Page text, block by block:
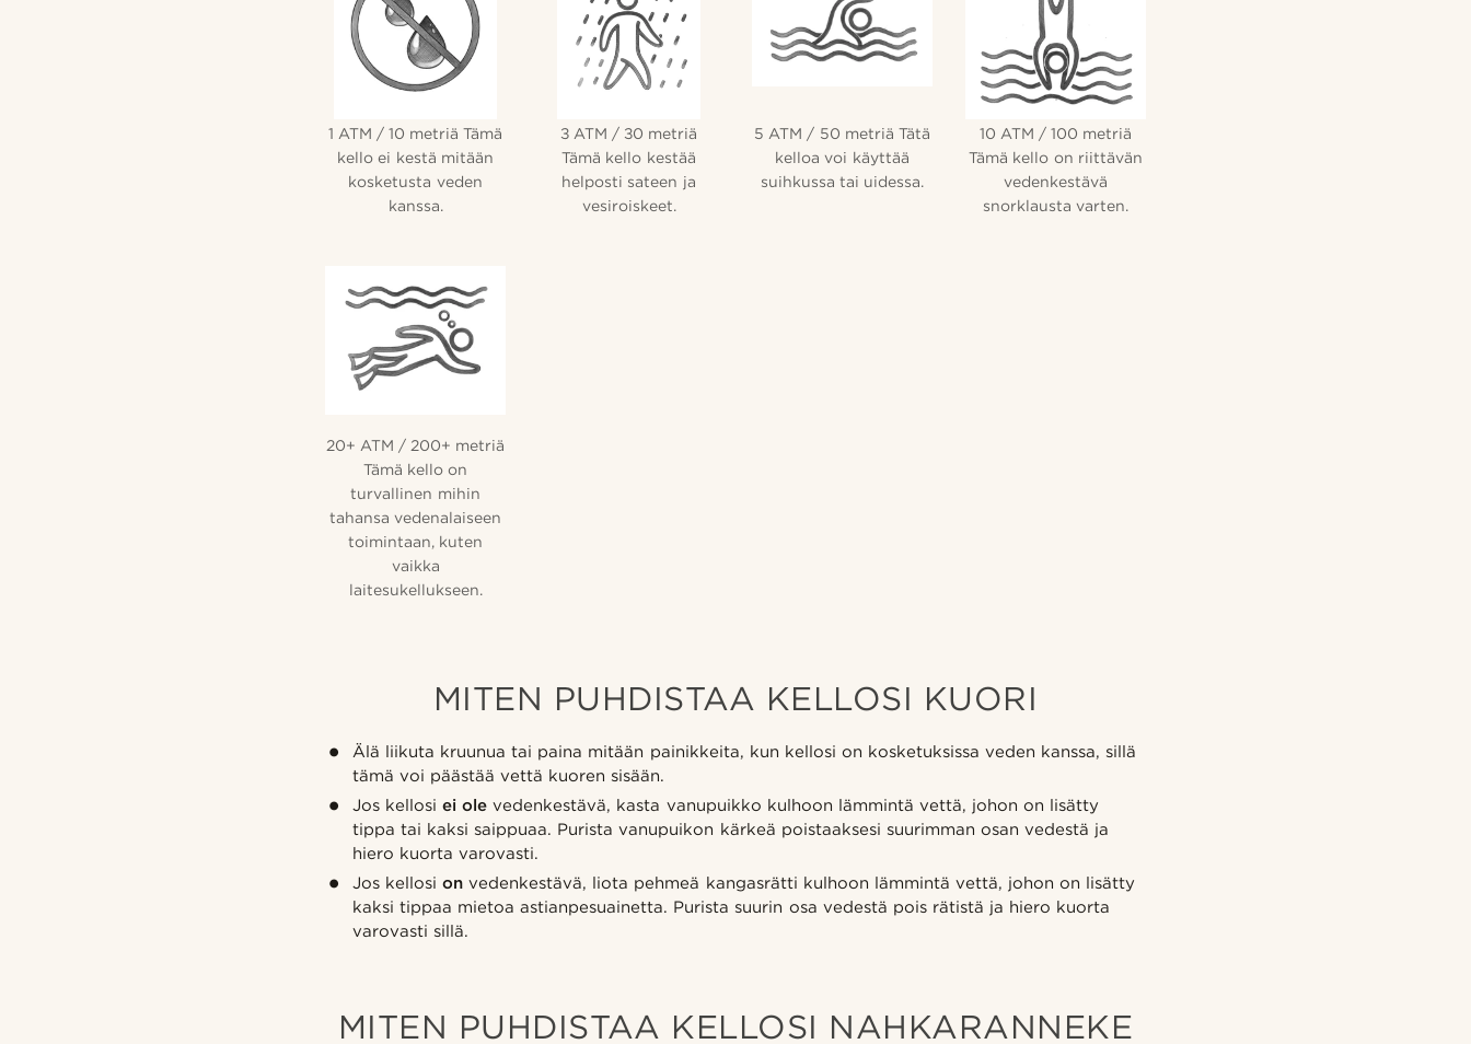
1 ATM / 10 metriä Tämä
kello ei kestä mitään
kosketusta veden
kanssa.
3 ATM / 30 metriä
Tämä kello kestää
helposti sateen ja
vesiroiskeet.
5 ATM / 50 metriä Tätä
kelloa voi käyttää
suihkussa tai uidessa.
10 ATM / 100 metriä
Tämä kello on riittävän
vedenkestävä
snorklausta varten.
20+ ATM / 200+ metriä
Tämä kello on
turvallinen mihin
tahansa vedenalaiseen
toimintaan, kuten
vaikka
laitesukellukseen.
MITEN PUHDISTAA KELLOSI KUORI
Älä liikuta kruunua tai paina mitään painikkeita, kun kellosi on kosketuksissa veden kanssa, sillä
tämä voi päästää vettä kuoren sisään.
Jos kellosiei ole vedenkestävä, kasta vanupuikko kulhoon lämmintä vettä, johon on lisätty
tippa tai kaksi saippuaa. Purista vanupuikon kärkeä poistaaksesi suurimman osan vedestä ja
hiero kuorta varovasti.
Jos kellosion vedenkestävä, liota pehmeä kangasrätti kulhoon lämmintä vettä, johon on lisätty
kaksi tippaa mietoa astianpesuainetta. Purista suurin osa vedestä pois rätistä ja hiero kuorta
varovasti sillä.
MITEN PUHDISTAA KELLOSI NAHKARANNEKE